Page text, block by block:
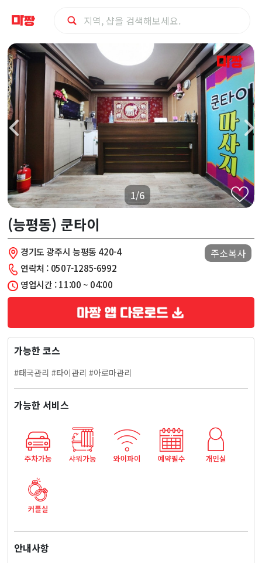
광
주
시
(능
평
동)
쿤
타
이
마
사
지
1/6
(능평동) 쿤타이
경기도 광주시 능평동 420-4 주소복사
연락처 : 0507-1285-6992
영업시간 : 11:00 ~ 04:00
가능한 코스
#태국관리 #타이관리 #아로마관리
가능한 서비스
안내사항